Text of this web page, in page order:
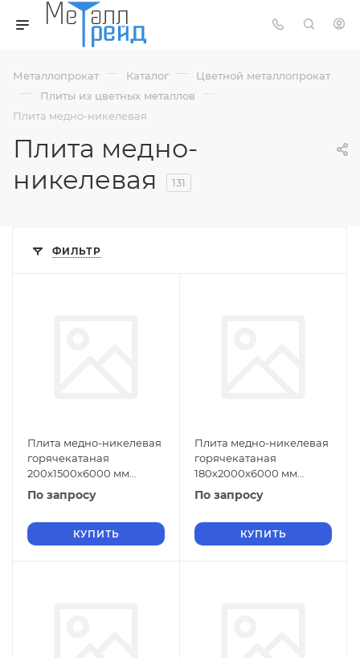
Металлопрокат — Каталог — Цветной металлопрокат
— Плиты из цветных металлов —
Плита медно-никелевая
Плита медно-
никелевая
131
ФИЛЬТР
Плита медно-никелевая
горячекатаная
200х1500х6000 мм
МНЖМц30-1-1 ГОСТ 492-
По запросу
КУПИТЬ
Плита медно-никелевая
горячекатаная
180х2000х6000 мм
МНЖМц30-1-1 ГОСТ 492-
По запросу
КУПИТЬ